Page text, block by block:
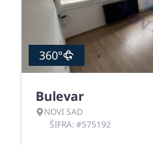
360°
Bulevar
NOVI SAD
ŠIFRA: #575192